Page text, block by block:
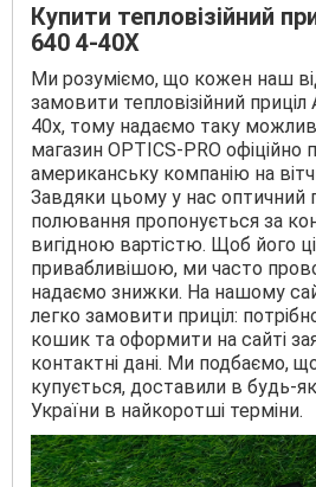
Купити тепловізійний
640 4-40X
Ми розуміємо, що кожен наш
замовити тепловізійний
40x, тому надаємо таку
магазин OPTICS-PRO офіційно
американську компанію на
Завдяки цьому у нас оптичний
полювання пропонується за
вигідною вартістю. Щоб його
привабливішою, ми часто
надаємо знижки. На нашому
легко замовити приціл:
кошик та оформити на сайті
контактні дані. Ми подбаємо,
купується, доставили в будь-
України в найкоротші терміни.